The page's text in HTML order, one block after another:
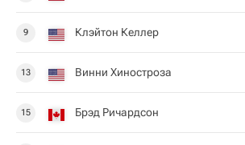
9 Клэйтон Келлер
13 Винни Хиностроза
15 Брэд Ричардсон